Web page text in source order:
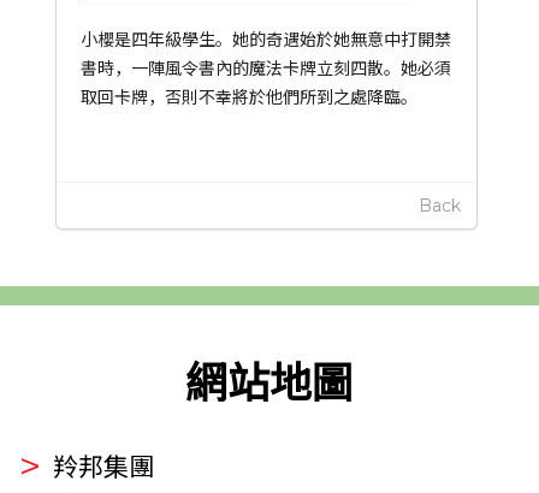
小櫻是四年級學生。她的奇遇始於她無意中打開禁
書時，一陣風令書內的魔法卡牌立刻四散。她必須
取回卡牌，否則不幸將於他們所到之處降臨。
Back
網站地圖
羚邦集團